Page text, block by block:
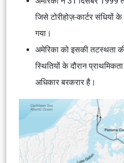
जिसे टोरीहोज़-कार्टर संधियों
गया।
अमेरिका को इसकी तटस्थता
स्थितियों के दौरान
अधिकार बरकरार है।